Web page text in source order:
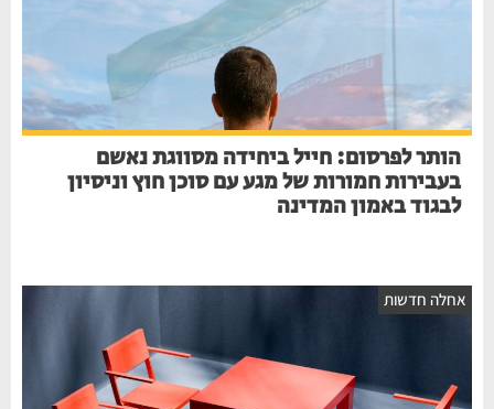
הותר לפרסום: חייל ביחידה מסווגת נאשם
בעבירות חמורות של מגע עם סוכן חוץ וניסיון
לבגוד באמון המדינה
אחלה חדשות